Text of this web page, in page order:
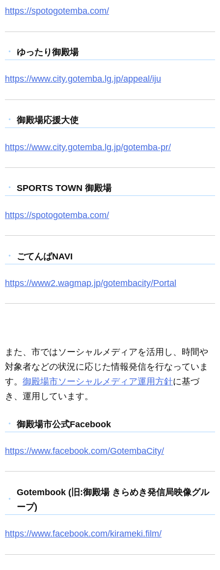
https://spotogotemba.com/
ゆったり御殿場
https://www.city.gotemba.lg.jp/appeal/iju
御殿場応援大使
https://www.city.gotemba.lg.jp/gotemba-pr/
SPORTS TOWN 御殿場
https://spotogotemba.com/
ごてんばNAVI
https://www2.wagmap.jp/gotembacity/Portal
また、市ではソーシャルメディアを活用し、時間や
対象者などの状況に応じた情報発信を行なっていま
す。 御殿場市ソーシャルメディア運用方針に基づ
き、運用しています。
御殿場市公式Facebook
https://www.facebook.com/GotembaCity/
Gotembook (旧:御殿場 きらめき発信局映像グル
ープ)
https://www.facebook.com/kirameki.film/